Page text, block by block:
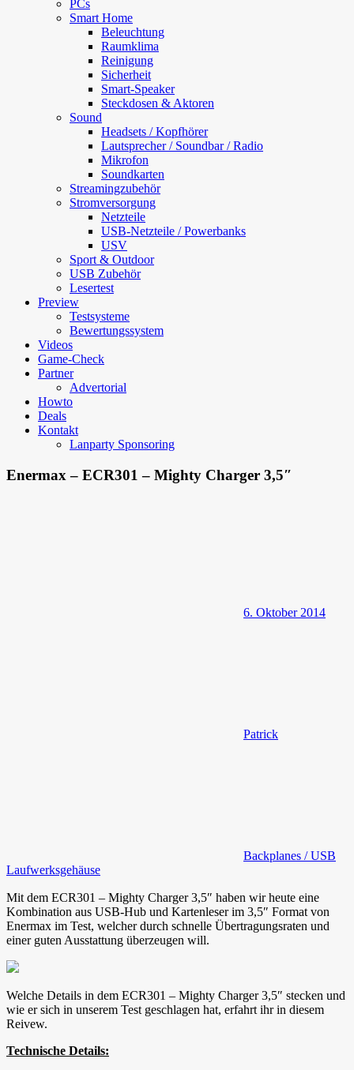
PCs
Smart Home
Beleuchtung
Raumklima
Reinigung
Sicherheit
Smart-Speaker
Steckdosen & Aktoren
Sound
Headsets / Kopfhörer
Lautsprecher / Soundbar / Radio
Mikrofon
Soundkarten
Streamingzubehör
Stromversorgung
Netzteile
USB-Netzteile / Powerbanks
USV
Sport & Outdoor
USB Zubehör
Lesertest
Preview
Testsysteme
Bewertungssystem
Videos
Game-Check
Partner
Advertorial
Howto
Deals
Kontakt
Lanparty Sponsoring
Enermax – ECR301 – Mighty Charger 3,5″
6. Oktober 2014
Patrick
Backplanes / USB
Laufwerksgehäuse
Mit dem ECR301 – Mighty Charger 3,5″ haben wir heute eine
Kombination aus USB-Hub und Kartenleser im 3,5″ Format von
Enermax im Test, welcher durch schnelle Übertragungsraten und
einer guten Ausstattung überzeugen will.
Welche Details in dem ECR301 – Mighty Charger 3,5″ stecken und
wie er sich in unserem Test geschlagen hat, erfahrt ihr in diesem
Reivew.
Technische Details: